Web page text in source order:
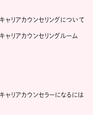
キャリアカウンセリングについて
キャリアカウンセリングルーム
キャリアカウンセラーになるには